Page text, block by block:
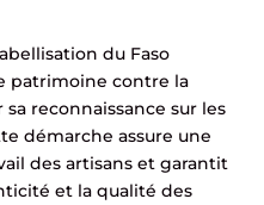
du Faso
patrimoine contre la
reconnaissance sur les
démarche assure une
des artisans et garantit
et la qualité des